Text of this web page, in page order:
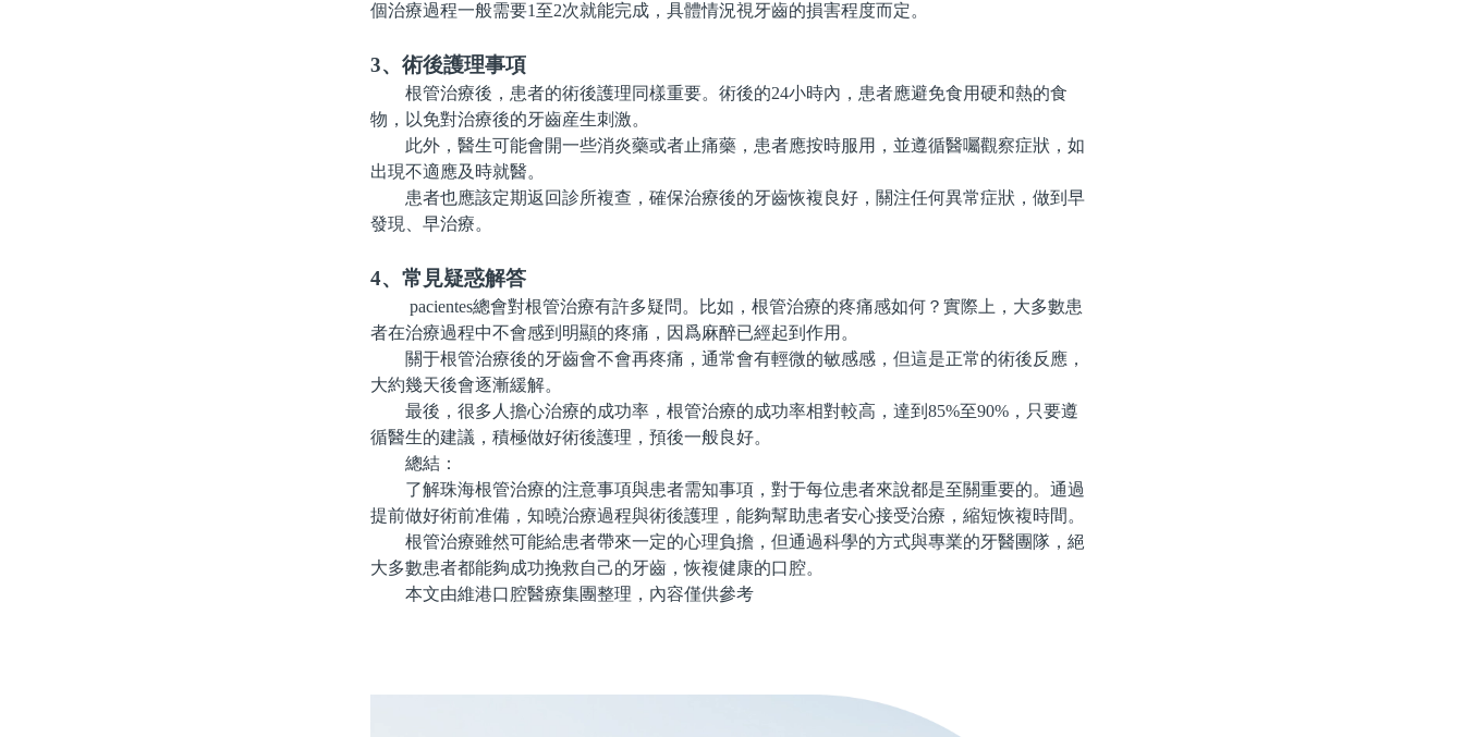
個治療過程一般需要1至2次就能完成，具體情況視牙齒的損害程度而定。
3、術後護理事項
根管治療後，患者的術後護理同樣重要。術後的24小時內，患者應避免食用硬和熱的食
物，以免對治療後的牙齒産生刺激。
此外，醫生可能會開一些消炎藥或者止痛藥，患者應按時服用，並遵循醫囑觀察症狀，如
出現不適應及時就醫。
患者也應該定期返回診所複查，確保治療後的牙齒恢複良好，關注任何異常症狀，做到早
發現、早治療。
4、常見疑惑解答
pacientes總會對根管治療有許多疑問。比如，根管治療的疼痛感如何？實際上，大多數患
者在治療過程中不會感到明顯的疼痛，因爲麻醉已經起到作用。
關于根管治療後的牙齒會不會再疼痛，通常會有輕微的敏感感，但這是正常的術後反應，
大約幾天後會逐漸緩解。
最後，很多人擔心治療的成功率，根管治療的成功率相對較高，達到85%至90%，只要遵
循醫生的建議，積極做好術後護理，預後一般良好。
總結：
了解珠海根管治療的注意事項與患者需知事項，對于每位患者來說都是至關重要的。通過
提前做好術前准備，知曉治療過程與術後護理，能夠幫助患者安心接受治療，縮短恢複時間。
根管治療雖然可能給患者帶來一定的心理負擔，但通過科學的方式與專業的牙醫團隊，絕
大多數患者都能夠成功挽救自己的牙齒，恢複健康的口腔。
本文由維港口腔醫療集團整理，內容僅供參考